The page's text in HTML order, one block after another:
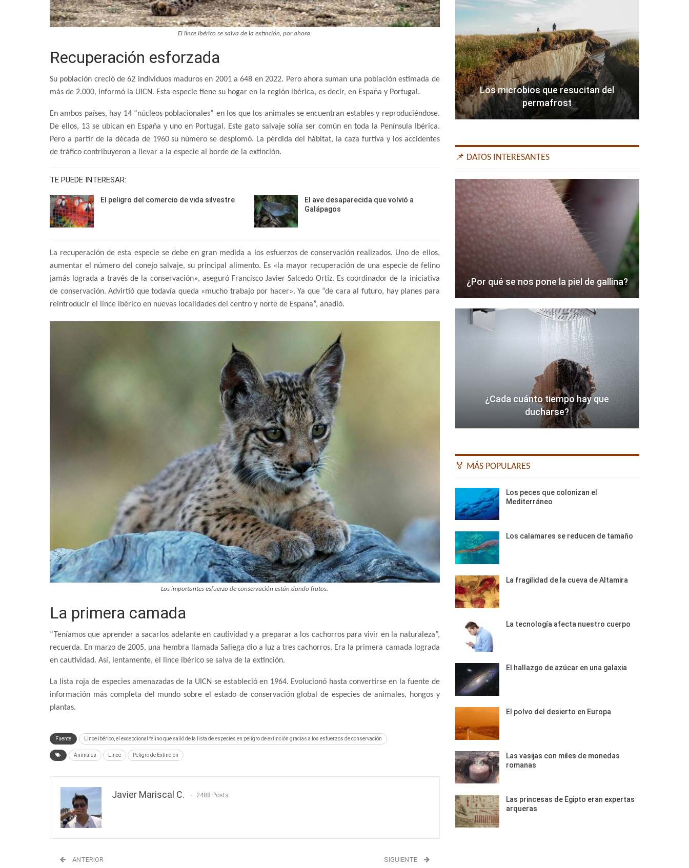
El lince ibérico se salva de la extinción, por ahora.
Recuperación esforzada
Su población creció de 62 individuos maduros en 2001 a 648 en 2022. Pero ahora suman una población estimada de
más de 2.000, informó la UICN. Esta especie tiene su hogar en la región ibérica, es decir, en España y Portugal.
En ambos países, hay 14 “núcleos poblacionales” en los que los animales se encuentran estables y reproduciéndose.
De ellos, 13 se ubican en España y uno en Portugal. Este gato salvaje solía ser común en toda la Península Ibérica.
Pero a partir de la década de 1960 su número se desplomó. La pérdida del hábitat, la caza furtiva y los accidentes
de tráfico contribuyeron a llevar a la especie al borde de la extinción.
TE PUEDE INTERESAR:
El peligro del comercio de vida silvestre
El ave desaparecida que volvió a
Galápagos
La recuperación de esta especie se debe en gran medida a los esfuerzos de conservación realizados. Uno de ellos,
aumentar el número del conejo salvaje, su principal alimento. Es «la mayor recuperación de una especie de felino
jamás lograda a través de la conservación», aseguró Francisco Javier Salcedo Ortiz. Es coordinador de la iniciativa
de conservación. Advirtió que todavía queda «mucho trabajo por hacer». Ya que “de cara al futuro, hay planes para
reintroducir el lince ibérico en nuevas localidades del centro y norte de España”, añadió.
Los importantes esfuerzo de conservación están dando frutos.
La primera camada
“Teníamos que aprender a sacarlos adelante en cautividad y a preparar a los cachorros para vivir en la naturaleza”,
recuerda. En marzo de 2005, una hembra llamada Saliega dio a luz a tres cachorros. Era la primera camada lograda
en cautividad. Así, lentamente, el lince ibérico se salva de la extinción.
La lista roja de especies amenazadas de la UICN se estableció en 1964. Evolucionó hasta convertirse en la fuente de
información más completa del mundo sobre el estado de conservación global de especies de animales, hongos y
plantas.
Fuente Lince ibérico, el excepcional felino que salió de la lista de especies en peligro de extinción gracias a los esfuerzos de conservación
Animales Lince Peligro de Extinción
Javier Mariscal C. 2488 Posts
ANTERIOR SIGUIENTE
Los microbios que resucitan del
permafrost
📌 DATOS INTERESANTES
¿Por qué se nos pone la piel de gallina?
¿Cada cuánto tiempo hay que
ducharse?
🏅 MÁS POPULARES
Los peces que colonizan el
Mediterráneo
Los calamares se reducen de tamaño
La fragilidad de la cueva de Altamira
La tecnología afecta nuestro cuerpo
El hallazgo de azúcar en una galaxia
El polvo del desierto en Europa
Las vasijas con miles de monedas
romanas
Las princesas de Egipto eran expertas
arqueras